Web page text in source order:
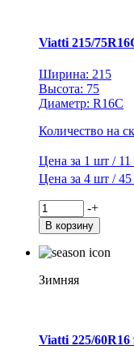
TL
Viatti 215/
Ширина: 215
Высота: 75
Диаметр: R16C
Количество на
Цена за 1 шт / 11
Цена за 4 шт /
Количество
товара
Viatti
215/75R16C
Vettore
TL
-+
В корзину
Зимняя
Viatti 225/